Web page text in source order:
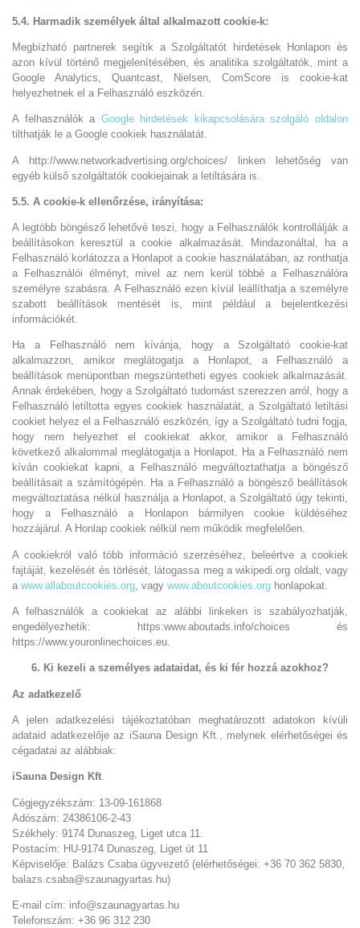
5.4. Harmadik személyek által alkalmazott cookie-k:
Megbízható partnerek segítik a Szolgáltatót hirdetések Honlapon és
azon kívül történő megjelenítésében, és analitika szolgáltatók, mint a
Google Analytics, Quantcast, Nielsen, ComScore is cookie-kat
helyezhetnek el a Felhasználó eszközén.
A felhasználók a Google hirdetések kikapcsolására szolgáló oldalon
tilthatják le a Google cookiek használatát.
A http://www.networkadvertising.org/choices/ linken lehetőség van
egyéb külső szolgáltatók cookiejainak a letiltására is.
5.5. A cookie-k ellenőrzése, irányítása:
A legtöbb böngésző lehetővé teszi, hogy a Felhasználók kontrollálják a
beállításokon keresztül a cookie alkalmazását. Mindazonáltal, ha a
Felhasználó korlátozza a Honlapot a cookie használatában, az ronthatja
a Felhasználói élményt, mivel az nem kerül többé a Felhasználóra
személyre szabásra. A Felhasználó ezen kívül leállíthatja a személyre
szabott beállítások mentését is, mint például a bejelentkezési
információkét.
Ha a Felhasználó nem kívánja, hogy a Szolgáltató cookie-kat
alkalmazzon, amikor meglátogatja a Honlapot, a Felhasználó a
beállítások menüpontban megszüntetheti egyes cookiek alkalmazását.
Annak érdekében, hogy a Szolgáltató tudomást szerezzen arról, hogy a
Felhasználó letiltotta egyes cookiek használatát, a Szolgáltató letiltási
cookiet helyez el a Felhasználó eszközén, így a Szolgáltató tudni fogja,
hogy nem helyezhet el cookiekat akkor, amikor a Felhasználó
következő alkalommal meglátogatja a Honlapot. Ha a Felhasználó nem
kíván cookiekat kapni, a Felhasználó megváltoztathatja a böngésző
beállításait a számítógépén. Ha a Felhasználó a böngésző beállítások
megváltoztatása nélkül használja a Honlapot, a Szolgáltató úgy tekinti,
hogy a Felhasználó a Honlapon bármilyen cookie küldéséhez
hozzájárul. A Honlap cookiek nélkül nem működik megfelelően.
A cookiekról való több információ szerzéséhez, beleértve a cookiek
fajtáját, kezelését és törlését, látogassa meg a wikipedi.org oldalt, vagy
a www.allaboutcookies.org , vagy www.aboutcookies.org honlapokat.
A felhasználók a cookiekat az alábbi linkeken is szabályozhatják,
engedélyezhetik: https:www.aboutads.info/choices és
https://www.youronlinechoices.eu.
6. Ki kezeli a személyes adataidat, és ki fér hozzá azokhoz?
Az adatkezelő
A jelen adatkezelési tájékoztatóban meghatározott adatokon kívüli
adataid adatkezelője az iSauna Design Kft., melynek elérhetőségei és
cégadatai az alábbiak:
iSauna Design Kft.
Cégjegyzékszám: 13-09-161868
Adószám: 24386106-2-43
Székhely: 9174 Dunaszeg, Liget utca 11.
Postacím: HU-9174 Dunaszeg, Liget út 11
Képviselője: Balázs Csaba ügyvezető (elérhetőségei: +36 70 362 5830,
balazs.csaba@szaunagyartas.hu)
E-mail cím: info@szaunagyartas.hu
Telefonszám: +36 96 312 230